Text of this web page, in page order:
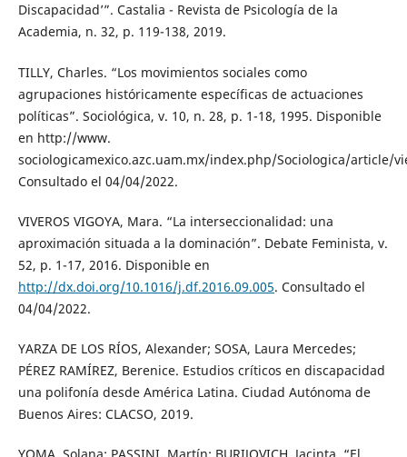
Discapacidad’”. Castalia - Revista de Psicología de la
Academia, n. 32, p. 119-138, 2019.
TILLY, Charles. “Los movimientos sociales como
agrupaciones históricamente específicas de actuaciones
políticas”. Sociológica, v. 10, n. 28, p. 1-18, 1995. Disponible
en http://www.
sociologicamexico.azc.uam.mx/index.php/Sociologica/article/
Consultado el 04/04/2022.
VIVEROS VIGOYA, Mara. “La interseccionalidad: una
aproximación situada a la dominación”. Debate Feminista, v.
52, p. 1-17, 2016. Disponible en
http://dx.doi.org/10.1016/j.df.2016.09.005. Consultado el
04/04/2022.
YARZA DE LOS RÍOS, Alexander; SOSA, Laura Mercedes;
PÉREZ RAMÍREZ, Berenice. Estudios críticos en discapacidad
una polifonía desde América Latina. Ciudad Autónoma de
Buenos Aires: CLACSO, 2019.
YOMA, Solana; PASSINI, Martín; BURIJOVICH, Jacinta. “El